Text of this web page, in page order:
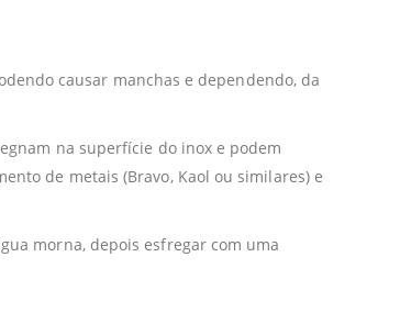
causar manchas e dependendo, da
na superfície do inox e podem
de metais (Bravo, Kaol ou similares) e
morna, depois esfregar com uma